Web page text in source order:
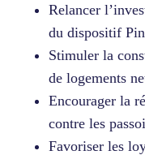
Relancer
du dispositif
Stimuler la
de logements
Encourager la
contre les
Favoriser les